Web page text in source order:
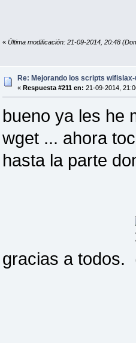
« Última modificación: 21-09-2014, 20:48
Re: Mejorando los scripts
« Respuesta #211 en: 21-09-2014,
bueno ya les he
wget ... ahora
hasta la parte
gracias a todos.